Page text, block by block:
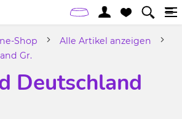
Shop
Alle Artikel anzeigen
Gr.
Deutschland